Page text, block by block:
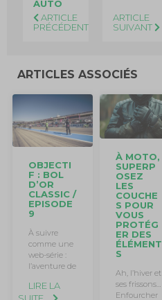
AUTO
ARTICLE
PRÉCÉDENT
ARTICLE
SUIVANT
ARTICLES ASSOCIÉS
OBJECTI
F : BOL
D’OR
CLASSIC /
EPISODE
9
À suivre
comme une
web-série :
l’aventure de
LIRE LA
À MOTO,
SUPERP
OSEZ
LES
COUCHE
S POUR
VOUS
PROTÉG
ER DES
ÉLÉMENT
S
Ah, l’hiver et
ses frissons…
Enfourcher